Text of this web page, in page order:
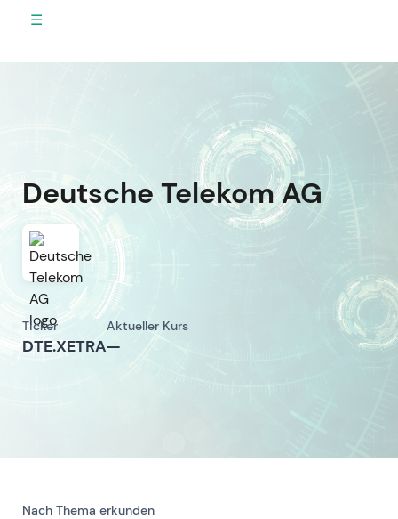
☰
Deutsche Telekom AG
Ticker
DTE.XETRA
Aktueller Kurs
—
Nach Thema erkunden